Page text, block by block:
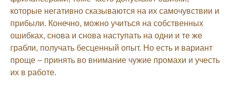
которые негативно сказываются на их самочувствии и
прибыли. Конечно, можно учиться на собственных
ошибках, снова и снова наступать на одни и те же
грабли, получать бесценный опыт. Но есть и вариант
проще – принять во внимание чужие промахи и учесть
их в работе.